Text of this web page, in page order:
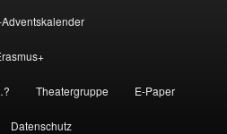
Theatergruppe E-Paper
Datenschutz